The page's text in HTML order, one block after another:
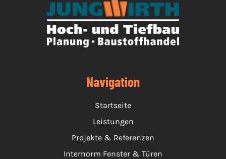
Navigation
Startseite
Leistungen
Projekte & Referenzen
Internorm Fenster & Türen